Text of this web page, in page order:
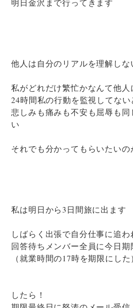
明日金沢まで行ってきます
他人は自分のリアルを理解しな
私がどれだけ繁忙かなんて他人
24時間私の行動を監視してな
悲しみも痛みも不安も屈辱も
い
それでも分かってもらいたい
私は明日から3日間旅に出ます
しばらく出張で自分仕事に追わ
回答待ちメンバー全員に今日
（就業時間の17時を期限にした
したら！